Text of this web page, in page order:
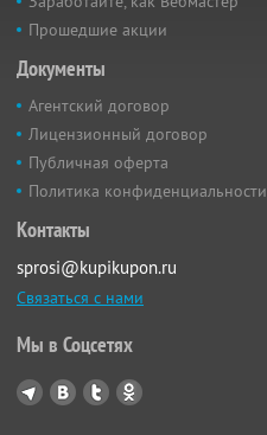
Прошедшие акции
Документы
Агентский договор
Лицензионный договор
Публичная оферта
Политика конфиденциальности
Контакты
sprosi@kupikupon.ru
Связаться с нами
Мы в Соцсетях